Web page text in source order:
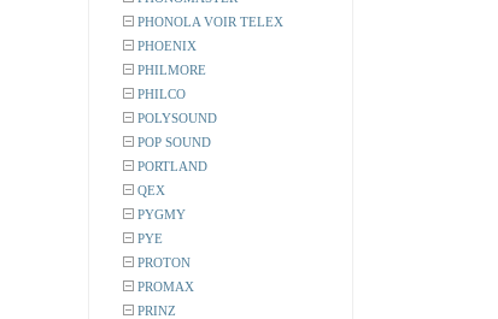
PHONOLA VOIR TELEX
PHOENIX
PHILMORE
PHILCO
POLYSOUND
POP SOUND
PORTLAND
QEX
PYGMY
PYE
PROTON
PROMAX
PRINZ